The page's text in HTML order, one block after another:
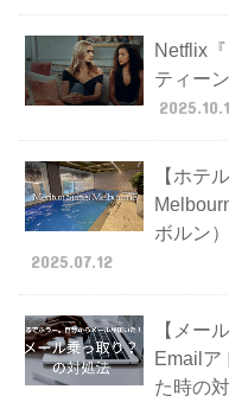
Netflix
ティー
【ホテ
ボルン
2025.07.12
【メー
Emailア
た時の